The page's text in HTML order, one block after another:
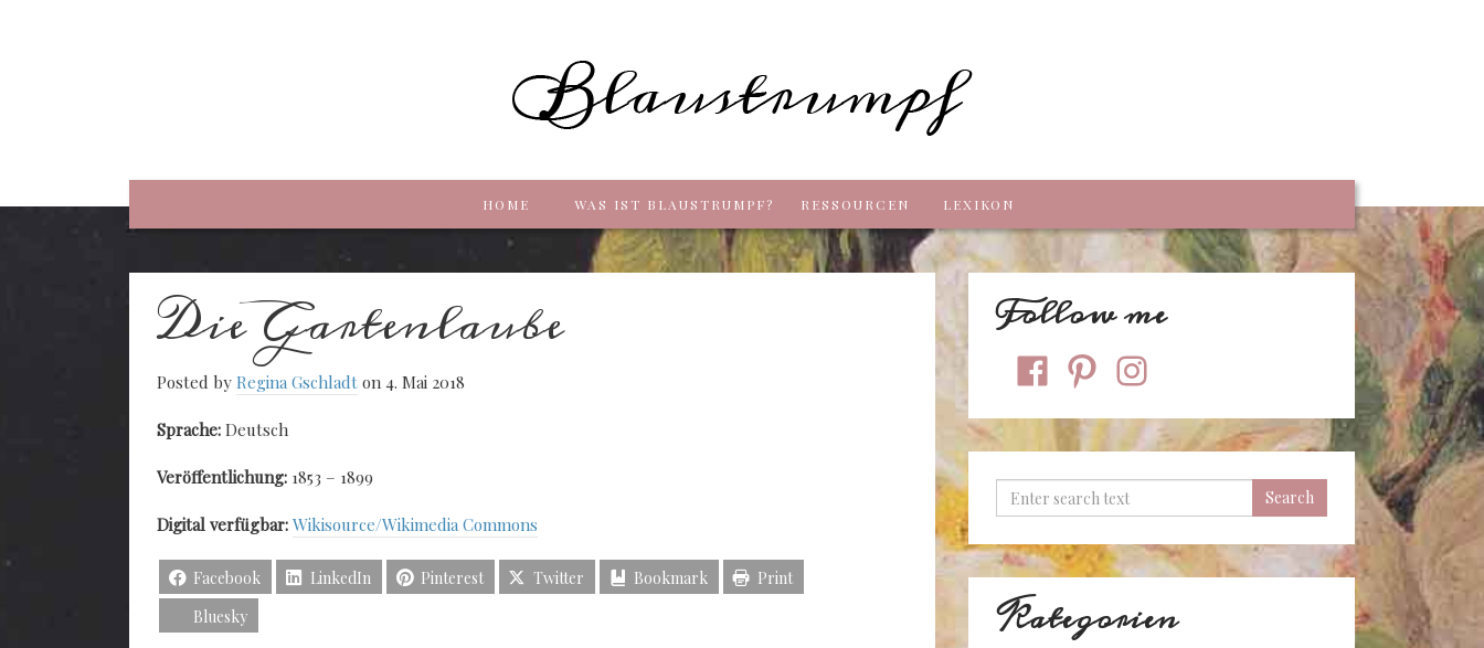
Blaustrumpf
HOME WAS IST BLAUSTRUMPF? RESSOURCEN LEXIKON
Die Gartenlaube
Posted by Regina Gschladt on 4. Mai 2018
Sprache: Deutsch
Veröffentlichung: 1853 – 1899
Digital verfügbar: Wikisource/Wikimedia Commons
Facebook LinkedIn Pinterest Twitter Bookmark
Print
Bluesky
Follow me
facebookpinterestinstagram
Kategorien